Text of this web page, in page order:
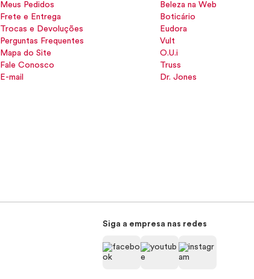
Meus Pedidos
Frete e Entrega
Trocas e Devoluções
Perguntas Frequentes
Mapa do Site
Fale Conosco
E-mail
Beleza na Web
Boticário
Eudora
Vult
O.U.i
Truss
Dr. Jones
Siga a empresa nas redes